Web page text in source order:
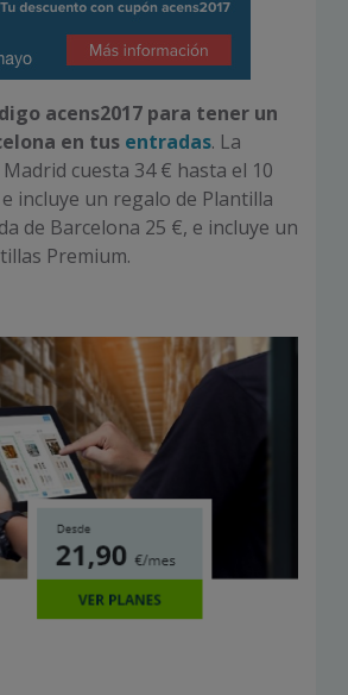
acens2017 para tener un
en tus entradas. La
cuesta 34 € hasta el 10
incluye un regalo de Plantilla
de Barcelona 25 €, e incluye un
Premium.